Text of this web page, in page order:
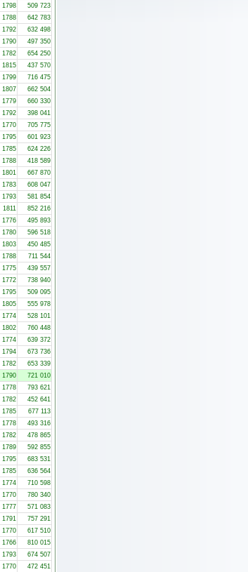
1798
509 723
1788
642 783
1792
632 498
1790
497 350
1782
654 250
1815
437 570
1799
716 475
1807
662 504
1779
660 330
1792
398 041
1770
705 775
1795
601 923
1785
624 226
1788
418 589
1801
667 870
1783
608 047
1793
581 854
1811
852 216
1776
495 893
1780
596 518
1803
450 485
1788
711 544
1775
439 557
1772
738 940
1795
509 095
1805
555 978
1774
528 101
1802
760 448
1774
639 372
1794
673 736
1782
653 339
1790
721 010
1778
793 621
1782
452 641
1785
677 113
1778
493 316
1782
478 865
1789
592 855
1795
683 531
1785
636 564
1774
710 598
1770
780 340
1777
571 083
1791
757 291
1770
617 510
1766
810 015
1793
674 507
1770 472 451